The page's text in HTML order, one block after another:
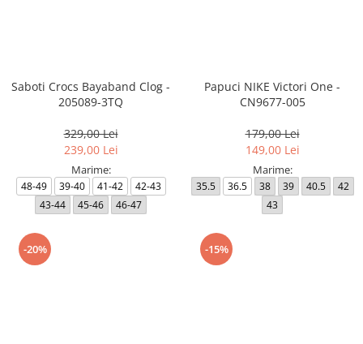
Saboti Crocs Bayaband Clog -
205089-3TQ
329,00 Lei
239,00 Lei
Marime:
48-49 39-40 41-42
42-43
43-44
45-46 46-47
Papuci NIKE Victori One -
CN9677-005
179,00 Lei
149,00 Lei
Marime:
35.5 36.5 38 39 40.5
42
43
-20% -15%